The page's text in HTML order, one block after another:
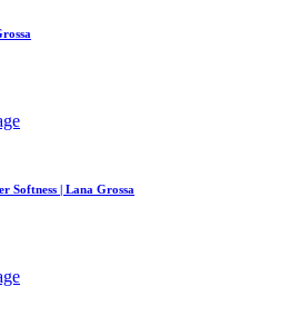
Softness | Lana Grossa